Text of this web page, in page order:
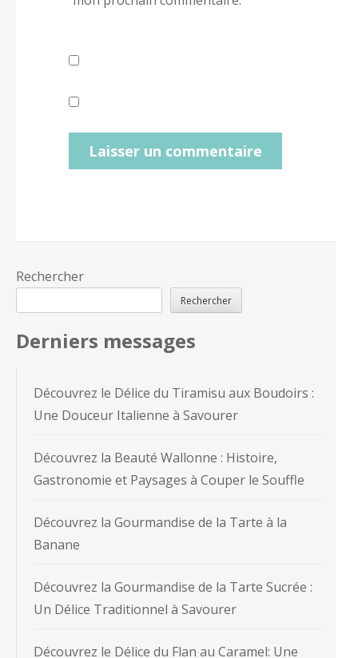
Rechercher
Rechercher
Derniers messages
Découvrez le Délice du Tiramisu aux Boudoirs :
Une Douceur Italienne à Savourer
Découvrez la Beauté Wallonne : Histoire,
Gastronomie et Paysages à Couper le Souffle
Découvrez la Gourmandise de la Tarte à la
Banane
Découvrez la Gourmandise de la Tarte Sucrée :
Un Délice Traditionnel à Savourer
Découvrez le Délice du Flan au Caramel: Une